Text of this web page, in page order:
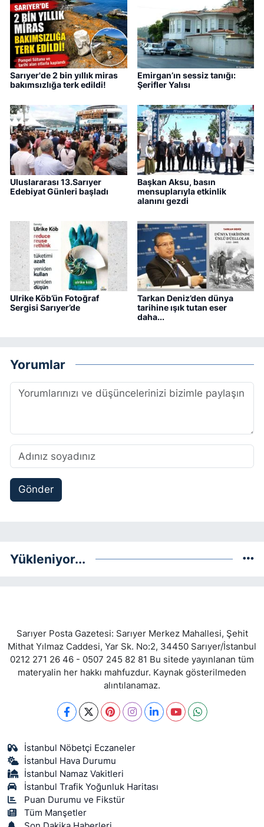
Sarıyer'de 2 bin yıllık miras
bakımsızlığa terk edildi!
Emirgan’ın sessiz tanığı:
Şerifler Yalısı
Uluslararası 13.Sarıyer
Edebiyat Günleri başladı
Başkan Aksu, basın
mensuplarıyla etkinlik
alanını gezdi
Ulrike Köb’ün Fotoğraf
Sergisi Sarıyer’de
Tarkan Deniz’den dünya
tarihine ışık tutan eser
daha...
Yorumlar
Gönder
Yükleniyor...
Sarıyer Posta Gazetesi: Sarıyer Merkez Mahallesi, Şehit
Mithat Yılmaz Caddesi, Yar Sk. No:2, 34450 Sarıyer/İstanbul
0212 271 26 46 - 0507 245 82 81 Bu sitede yayınlanan tüm
materyalin her hakkı mahfuzdur. Kaynak gösterilmeden
alıntılanamaz.
İstanbul Nöbetçi Eczaneler
İstanbul Hava Durumu
İstanbul Namaz Vakitleri
İstanbul Trafik Yoğunluk Haritası
Puan Durumu ve Fikstür
Tüm Manşetler